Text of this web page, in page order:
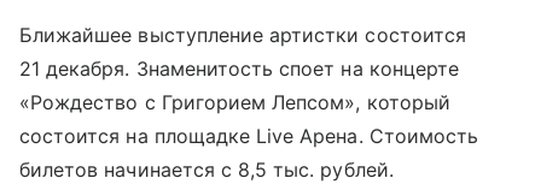
Ближайшее выступление артистки состоится
21 декабря. Знаменитость споет на концерте
«Рождество с Григорием Лепсом», который
состоится на площадке Live Арена. Стоимость
билетов начинается с 8,5 тыс. рублей.